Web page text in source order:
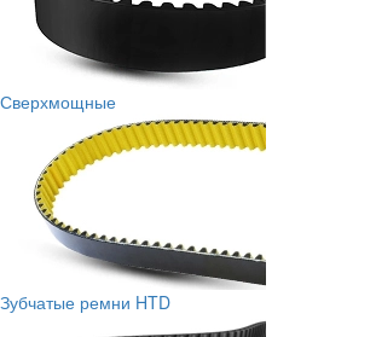
Сверхмощные
Зубчатые ремни HTD